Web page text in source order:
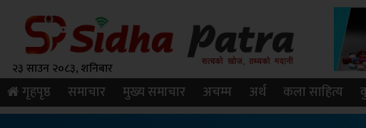
२३ साउन २०८३, शनिबार
गृहपृष्ठ समाचार मुख्य समाचार अचम्म अर्थ कला साहित्य